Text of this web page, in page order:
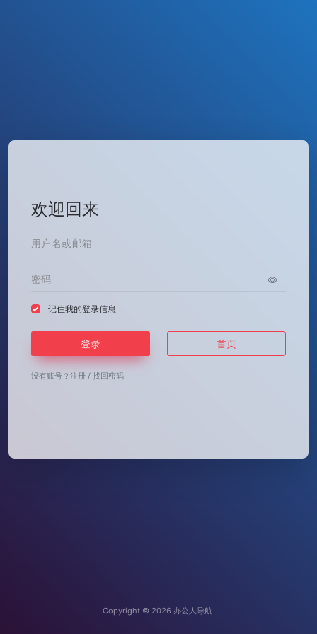
欢迎回来
记住我的登录信息
登录 首页
没有账号？ 注册 / 找回密码
Copyright © 2026 办公人导航